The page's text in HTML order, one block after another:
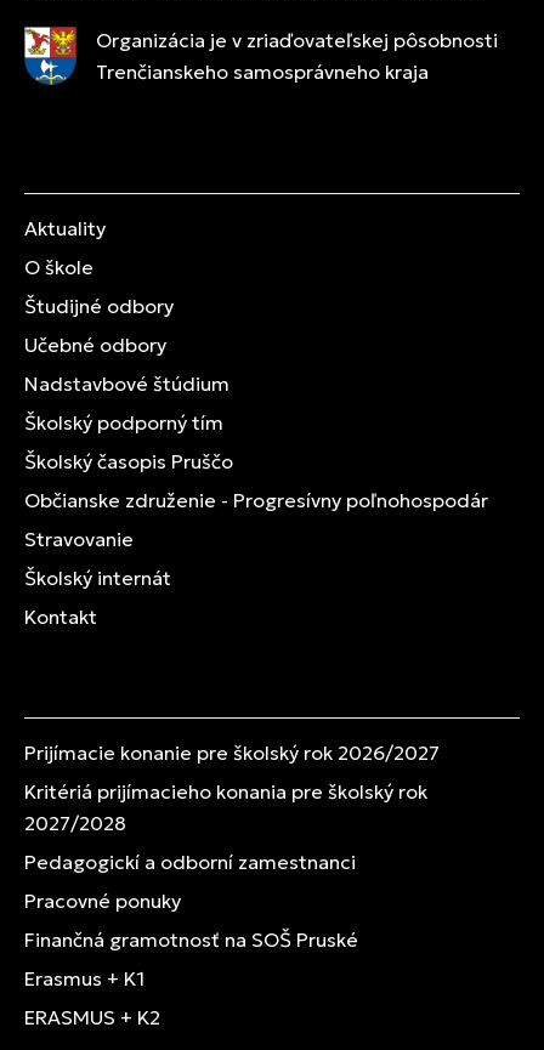
Organizácia je v zriaďovateľskej pôsobnosti
Trenčianskeho samosprávneho kraja
Aktuality
O škole
Študijné odbory
Učebné odbory
Nadstavbové štúdium
Školský podporný tím
Školský časopis Pruščo
Občianske združenie - Progresívny poľnohospodár
Stravovanie
Školský internát
Kontakt
Prijímacie konanie pre školský rok 2026/2027
Kritériá prijímacieho konania pre školský rok
2027/2028
Pedagogickí a odborní zamestnanci
Pracovné ponuky
Finančná gramotnosť na SOŠ Pruské
Erasmus + K1
ERASMUS + K2